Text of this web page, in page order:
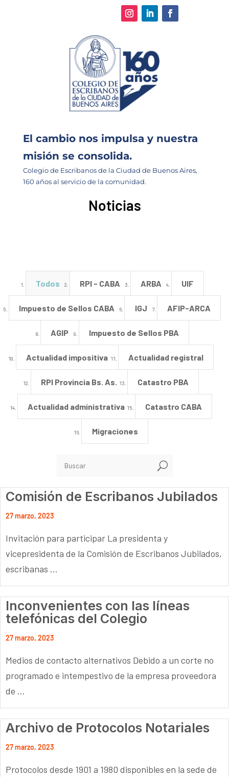
El cambio nos impulsa y nuestra
misión se consolida.
Colegio de Escribanos de la Ciudad de Buenos Aires,
160 años al servicio de la comunidad.
Noticias
Todos RPI - CABA ARBA UIF
Impuesto de Sellos CABA IGJ AFIP-ARCA
AGIP Impuesto de Sellos PBA
Actualidad impositiva Actualidad registral
RPI Provincia Bs. As. Catastro PBA
Actualidad administrativa Catastro CABA
Migraciones
U
Comisión de Escribanos Jubilados
27 marzo, 2023
Invitación para participar La presidenta y
vicepresidenta de la Comisión de Escribanos Jubilados,
escribanas ...
Inconvenientes con las líneas
telefónicas del Colegio
27 marzo, 2023
Medios de contacto alternativos Debido a un corte no
programado e intempestivo de la empresa proveedora
de ...
Archivo de Protocolos Notariales
27 marzo, 2023
Protocolos desde 1901 a 1980 disponibles en la sede de